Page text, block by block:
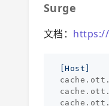
Surge
文档：
[Host]